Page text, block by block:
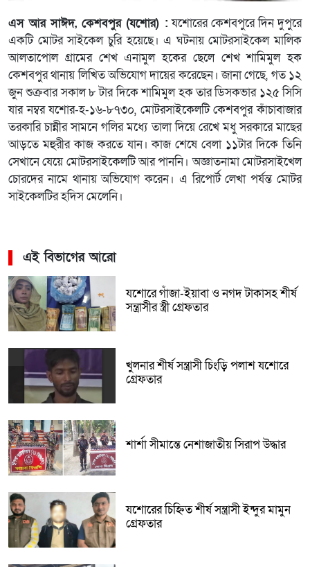
এস আর সাঈদ, কেশবপুর (যশোর) : যশোরের কেশবপুরে দিন দুপুরে
একটি মোটর সাইকেল চুরি হয়েছে। এ ঘটনায় মোটরসাইকেল মালিক
আলতাপোল গ্রামের শেখ এনামুল হকের ছেলে শেখ শামিমুল হক
কেশবপুর থানায় লিখিত অভিযোগ দায়ের করেছেন। জানা গেছে, গত ১২
জুন শুক্রবার সকাল ৮ টার দিকে শামিমুল হক তার ডিসকভার ১২৫ সিসি
যার নম্বর যশোর-হ-১৬-৮৭৩০, মোটরসাইকেলটি কেশবপুর কাঁচাবাজার
তরকারি চান্নীর সামনে গলির মধ্যে তালা দিয়ে রেখে মধু সরকারে মাছের
আড়তে মহুরীর কাজ করতে যান। কাজ শেষে বেলা ১১টার দিকে তিনি
সেখানে যেয়ে মোটরসাইকেলটি আর পাননি। অজ্ঞাতনামা মোটরসাইখেল
চোরদের নামে থানায় অভিযোগ করেন। এ রিপোর্ট লেখা পর্যন্ত মোটর
সাইকেলটির হদিস মেলেনি।
এই বিভাগের আরো
যশোরে গাঁজা-ইয়াবা ও নগদ টাকাসহ শীর্ষ
সন্ত্রাসীর স্ত্রী গ্রেফতার
খুলনার শীর্ষ সন্ত্রাসী চিংড়ি পলাশ যশোরে
গ্রেফতার
শার্শা সীমান্তে নেশাজাতীয় সিরাপ উদ্ধার
যশোরের চিহ্নিত শীর্ষ সন্ত্রাসী ইন্দুর মামুন
গ্রেফতার